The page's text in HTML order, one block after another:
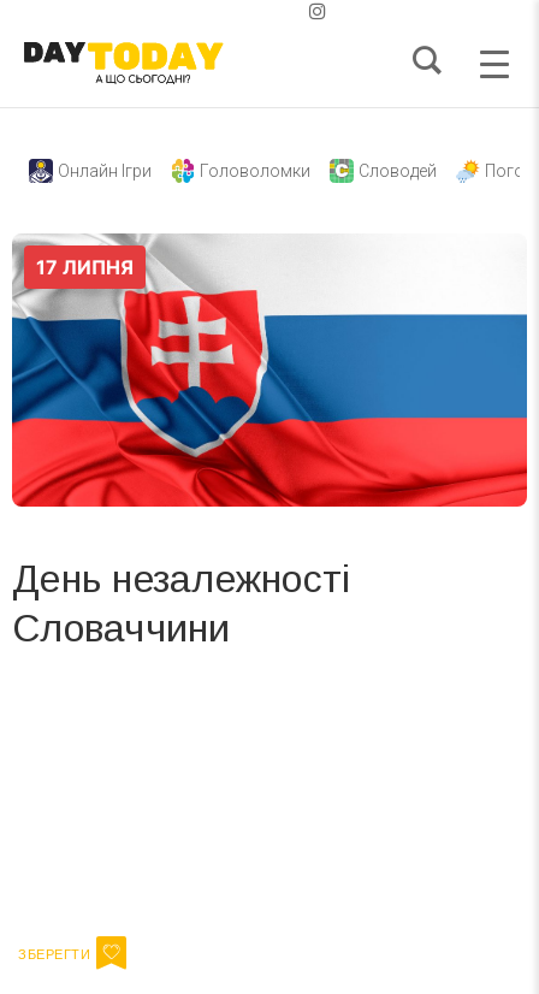
Онлайн Ігри Головоломки Словодей
День незалежності
Словаччини